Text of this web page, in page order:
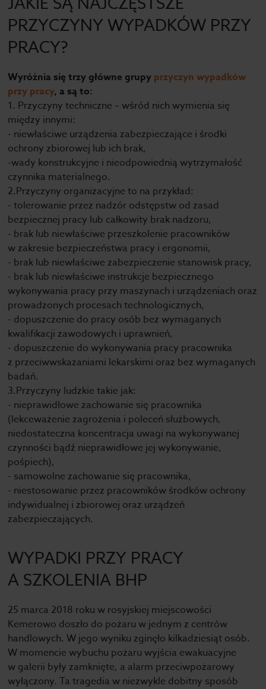
PRZYCZYNY WYPADKÓW PRZY
PRACY?
Wyróżnia się trzy główne grupy przyczyn wypadków
przy pracy, a są to:
1. Przyczyny techniczne – wśród nich wymienia się
między innymi:
- niewłaściwe urządzenia zabezpieczające i środki
ochrony zbiorowej lub ich brak,
-wady konstrukcyjne i nieodpowiednią wytrzymałość
czynnika materialnego.
2.Przyczyny organizacyjne to na przykład:
- tolerowanie przez nadzór odstępstw od zasad
bezpiecznej pracy lub całkowity brak nadzoru,
- brak lub niewłaściwe przeszkolenie pracowników
w zakresie bezpieczeństwa pracy i ergonomii,
- brak lub niewłaściwe zabezpieczenie stanowisk pracy,
- brak lub niewłaściwe instrukcje bezpiecznego
wykonywania pracy przy maszynach i urządzeniach oraz
prowadzonych procesach technologicznych,
- dopuszczenie do pracy osób bez wymaganych
kwalifikacji zawodowych i uprawnień,
- dopuszczenie do wykonywania pracy pracownika
z przeciwwskazaniami lekarskimi oraz bez wymaganych
badań.
3.Przyczyny ludzkie takie jak:
- nieprawidłowe zachowanie się pracownika
(lekceważenie zagrożenia i poleceń służbowych,
niedostateczna koncentracja uwagi na wykonywanej
czynności bądź nieprawidłowe jej wykonywanie,
pośpiech),
- samowolne zachowanie się pracownika,
- niestosowanie przez pracowników środków ochrony
indywidualnej i zbiorowej oraz urządzeń
zabezpieczających.
WYPADKI PRZY PRACY
A SZKOLENIA BHP
25 marca 2018 roku w rosyjskiej miejscowości
Kemerowo doszło do pożaru w jednym z centrów
handlowych. W jego wyniku zginęło kilkadziesiąt osób.
W momencie wybuchu pożaru wyjścia ewakuacyjne
w galerii były zamknięte, a alarm przeciwpożarowy
wyłączony. Ta tragedia w niezwykle dobitny sposób